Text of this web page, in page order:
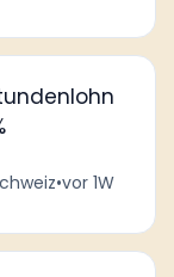
•vor 1W